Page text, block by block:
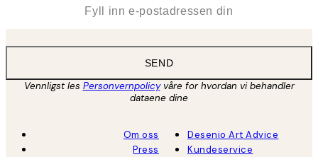
SEND
Vennligst les Personvernpolicyvåre for hvordan vi behandler
dataene dine
Om oss
Press
Desenio Art Advice
Kundeservice